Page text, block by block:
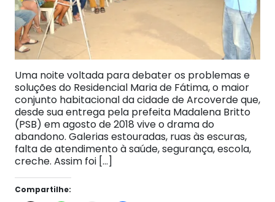
Uma noite voltada para debater os problemas e
soluções do Residencial Maria de Fátima, o maior
conjunto habitacional da cidade de Arcoverde que,
desde sua entrega pela prefeita Madalena Britto
(PSB) em agosto de 2018 vive o drama do
abandono. Galerias estouradas, ruas às escuras,
falta de atendimento à saúde, segurança, escola,
creche. Assim foi […]
Compartilhe: